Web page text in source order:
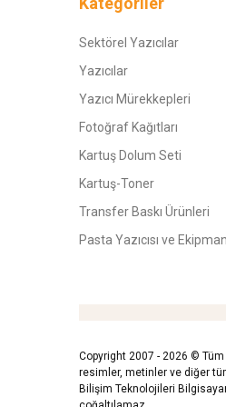
Sektörel Yazıcılar
Yazıcılar
Yazıcı Mürekkepleri
Fotoğraf Kağıtları
Kartuş Dolum Seti
Kartuş-Toner
Transfer Baskı Ürünleri
Pasta Yazıcısı ve
Copyright 2007 - 2026 © Tüm
resimler, metinler ve diğer
Bilişim Teknolojileri